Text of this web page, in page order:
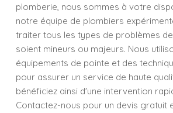
plomberie, nous sommes à votre
notre équipe de plombiers
traiter tous les types de problèmes
soient mineurs ou majeurs. Nous
équipements de pointe et des
pour assurer un service de haute
bénéficiez ainsi d'une intervention
Contactez-nous pour un devis gratuit